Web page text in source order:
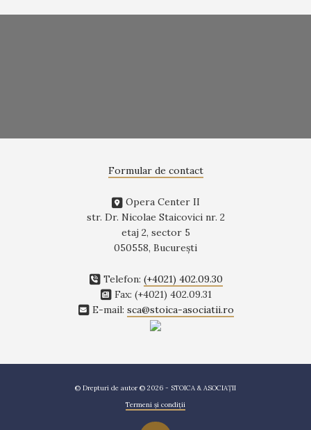
Formular de contact
Opera Center II
str. Dr. Nicolae Staicovici nr. 2
etaj 2, sector 5
050558, Bucureşti
Telefon: (+4021) 402.09.30
Fax: (+4021) 402.09.31
E-mail: sca@stoica-asociatii.ro
© Drepturi de autor © 2026 - STOICA & ASOCIAȚII
Termeni și condiții